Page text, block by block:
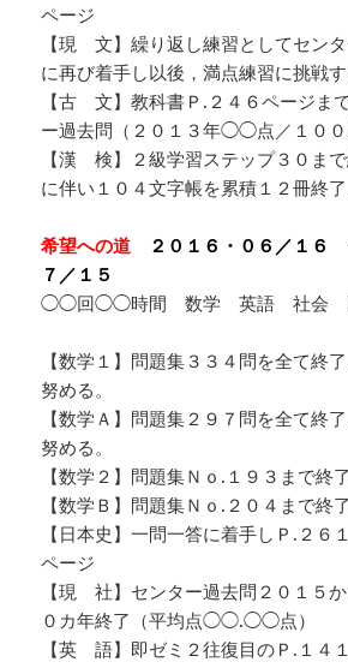
ページ
【現 文】繰り返し練習としてセン
に再び着手し以後，満点練習に挑戦す
【古 文】教科書Ｐ.２４６ページま
ー過去問（２０１３年◯◯点／１００
【漢 検】２級学習ステップ３０ま
に伴い１０４文字帳を累積１２冊終了
希望への道 ２０１６・０６／１６
７／１５
◯◯回◯◯時間 数学 英語 社会
【数学１】問題集３３４問を全て終
努める。
【数学Ａ】問題集２９７問を全て終
努める。
【数学２】問題集Ｎｏ.１９３まで終
【数学Ｂ】問題集Ｎｏ.２０４まで終
【日本史】一問一答に着手しＰ.２６
ページ
【現 社】センター過去問２０１５
０カ年終了（平均点◯◯.◯◯点）
【英 語】即ゼミ２往復目のＰ.１４